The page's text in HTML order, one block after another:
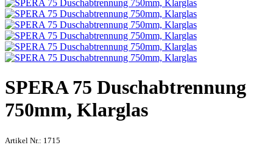
SPERA 75 Duschabtrennung
750mm, Klarglas
Artikel Nr.: 1715